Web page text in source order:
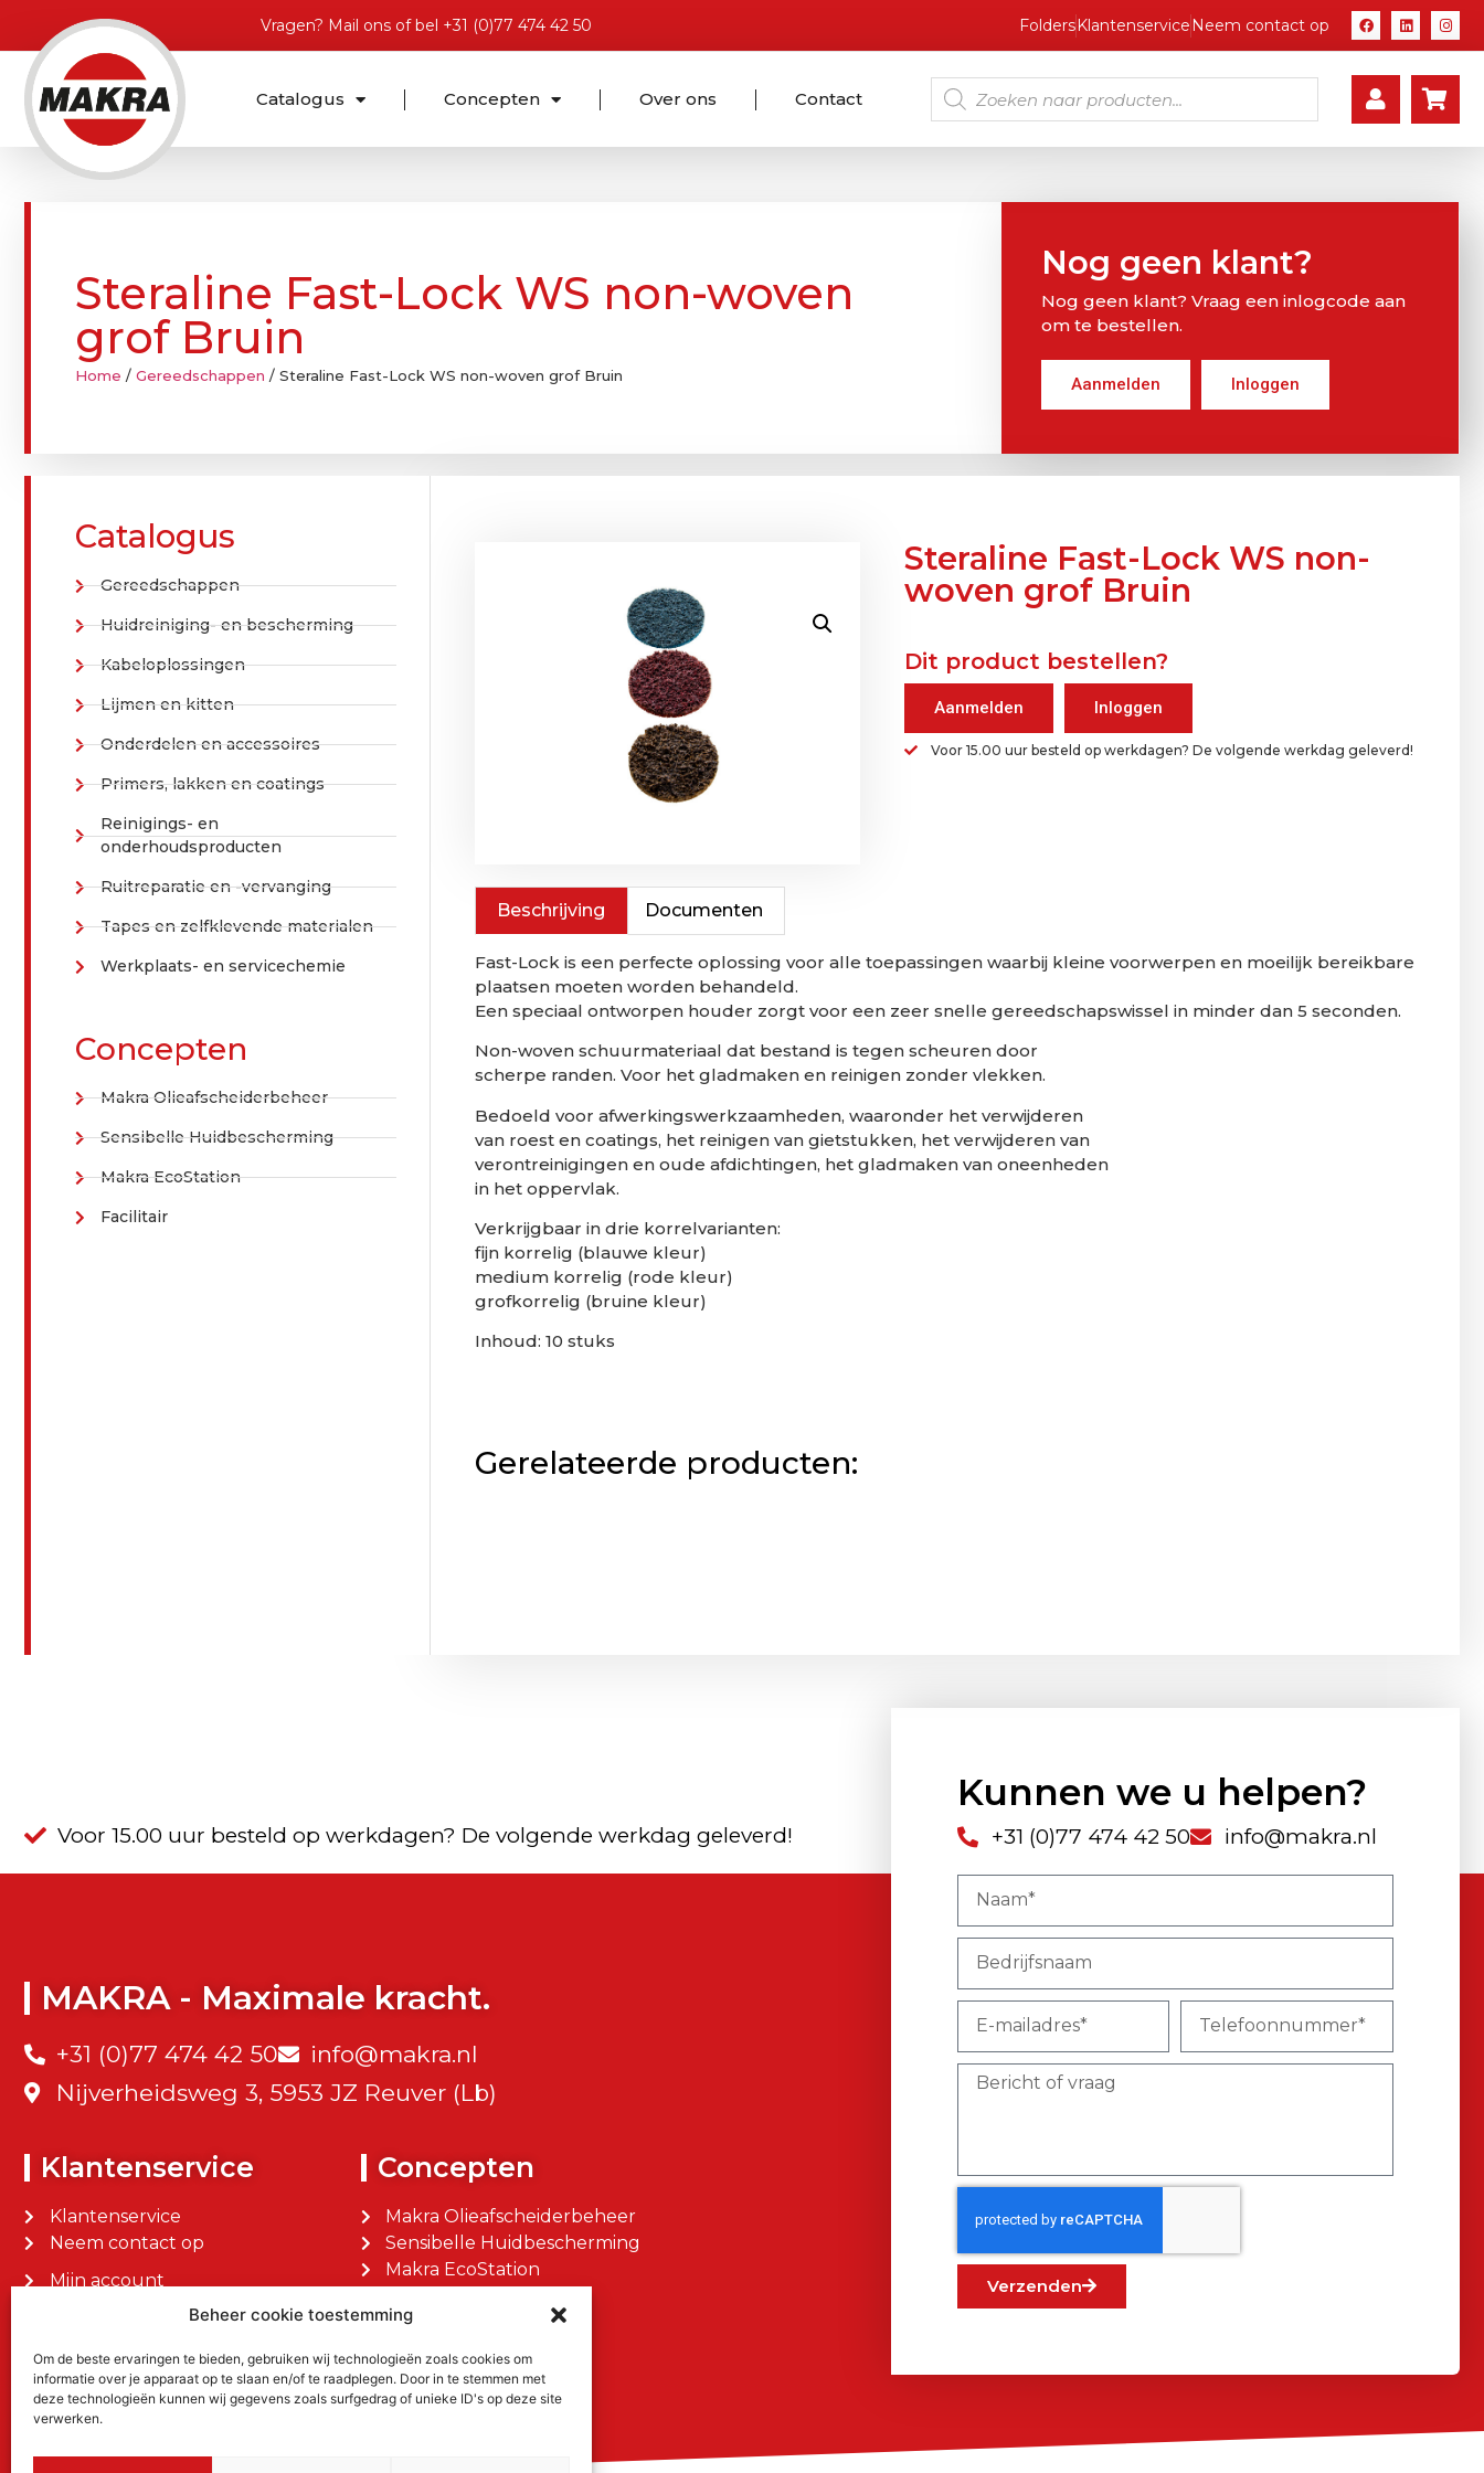
Beheer cookie toestemming
Om de beste ervaringen te bieden, gebruiken wij technologieën zoals cookies om
informatie over je apparaat op te slaan en/of te raadplegen. Door in te stemmen met
deze technologieën kunnen wij gegevens zoals surfgedrag of unieke ID's op deze site
verwerken.
Vragen? Mail onsof bel +31 (0)77 474 42 50 FoldersKlantenservice Neem contact op
Catalogus Concepten Over ons Contact
Steraline Fast-Lock WS non-woven
grof Bruin
Home / Gereedschappen / Steraline Fast-Lock WS non-woven grof Bruin
Nog geen klant?
Nog geen klant? Vraag een inlogcode aan
om te bestellen.
Aanmelden Inloggen
Catalogus
Gereedschappen
Huidreiniging- en bescherming
Kabeloplossingen
Lijmen en kitten
Onderdelen en accessoires
Primers, lakken en coatings
Reinigings- en
onderhoudsproducten
Ruitreparatie en -vervanging
Tapes en zelfklevende materialen
Werkplaats- en servicechemie
Concepten
Makra Olieafscheiderbeheer
Sensibelle Huidbescherming
Makra EcoStation
Facilitair
Steraline Fast-Lock WS non-
woven grof Bruin
Dit product bestellen?
Aanmelden Inloggen
Voor 15.00 uur besteld op werkdagen? De volgende werkdag geleverd!
Beschrijving Documenten
Fast-Lock is een perfecte oplossing voor alle toepassingen waarbij kleine voorwerpen en moeilijk bereikbare
plaatsen moeten worden behandeld.
Een speciaal ontworpen houder zorgt voor een zeer snelle gereedschapswissel in minder dan 5 seconden.
Non-woven schuurmateriaal dat bestand is tegen scheuren door
scherpe randen. Voor het gladmaken en reinigen zonder vlekken.
Bedoeld voor afwerkingswerkzaamheden, waaronder het verwijderen
van roest en coatings, het reinigen van gietstukken, het verwijderen van
verontreinigingen en oude afdichtingen, het gladmaken van oneenheden
in het oppervlak.
Verkrijgbaar in drie korrelvarianten:
fijn korrelig (blauwe kleur)
medium korrelig (rode kleur)
grofkorrelig (bruine kleur)
Inhoud: 10 stuks
Gerelateerde producten:
Voor 15.00 uur besteld op werkdagen? De volgende werkdag geleverd!
MAKRA - Maximale kracht.
+31 (0)77 474 42 50
info@makra.nl
Nijverheidsweg 3, 5953 JZ Reuver (Lb)
Klantenservice
Klantenservice
Neem contact op
Mijn account
Mijn bestellingen
Concepten
Makra Olieafscheiderbeheer
Sensibelle Huidbescherming
Makra EcoStation
Kunnen we u helpen?
+31 (0)77 474 42 50 info@makra.nl
Verzenden